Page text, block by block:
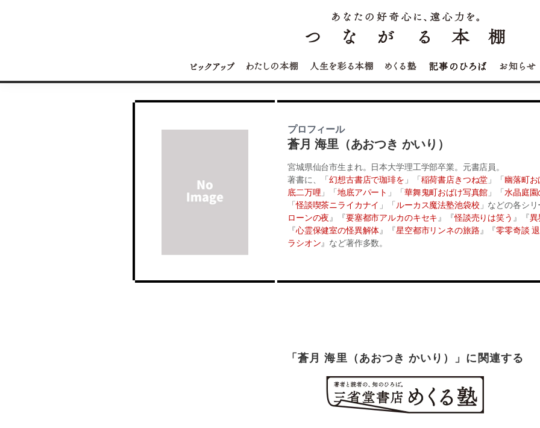
プロフィール
蒼月 海里（あおつき かいり）
宮城県仙台市生まれ。日本大学理工学部卒業。元書店員。
著書に、「幻想古書店で珈琲を 」「 稲荷書店きつね堂 」「 幽落町
底二万哩 」「地底アパート 」「 華舞鬼町おばけ写真館 」「水晶庭
「怪談喫茶ニライカナイ 」「 ルーカス魔法塾池袋校 」などの各シ
ローンの夜 』『要塞都市アルカのキセキ 』『怪談売りは笑う 』『異
『心霊保健室の怪異解体』『星空都市リンネの旅路 』『零零奇談
ラシオン』など著作多数。
「蒼月 海里（あおつき かいり）」に関連する